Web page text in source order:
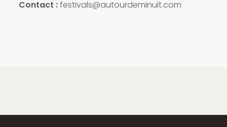
Contact :festivals@autourdeminuit.com